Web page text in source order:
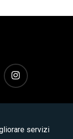
servizi